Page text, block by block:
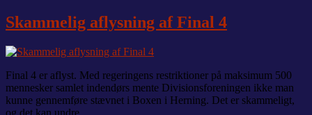
Skammelig aflysning af Final 4
Final 4 er aflyst. Med regeringens restriktioner på maksimum 500
mennesker samlet indendørs mente Divisionsforeningen ikke man
kunne gennemføre stævnet i Boxen i Herning. Det er skammeligt,